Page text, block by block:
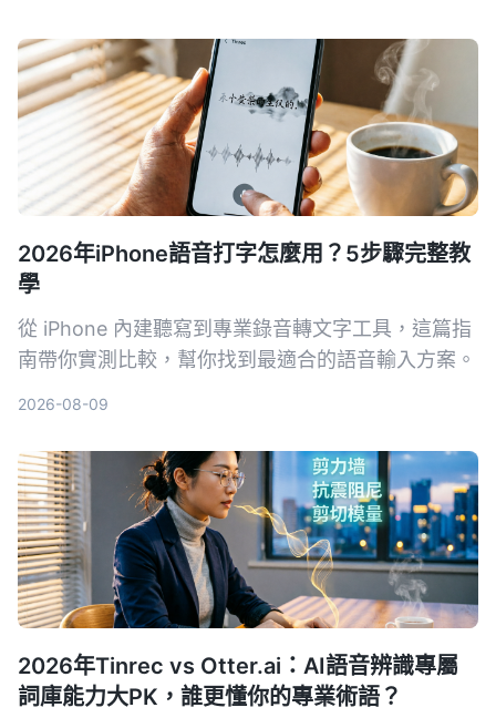
2026年iPhone語音打字怎麼用？5步驟完整教
學
從 iPhone 內建聽寫到專業錄音轉文字工具，這篇指
南帶你實測比較，幫你找到最適合的語音輸入方案。
2026-08-09
2026年Tinrec vs Otter.ai：AI語音辨識專屬
詞庫能力大PK，誰更懂你的專業術語？